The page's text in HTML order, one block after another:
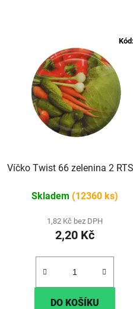
Víčko Twist 66 zelenina 2
Skladem (12360 ks)
1,82 Kč bez DPH
2,20 Kč
DO KOŠÍKU
Kód: